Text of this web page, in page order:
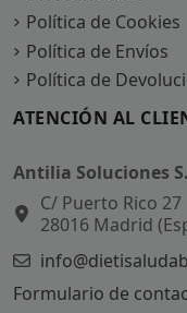
Política de Cookies
Política de Envíos
Política de
ATENCIÓN AL
Antilia Soluciones
C/ Puerto Rico 27
28016 Madrid
Formulario de